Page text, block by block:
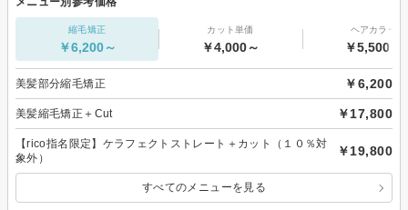
縮毛矯正
￥6,200～
カット単価
￥4,000～
ヘアカラー
￥5,500～
美髪部分縮毛矯正 ￥6,200
美髪縮毛矯正＋Cut ￥17,800
【rico指名限定】ケラフェクトストレート＋カット（１０％対
象外）
￥19,800
すべてのメニューを見る